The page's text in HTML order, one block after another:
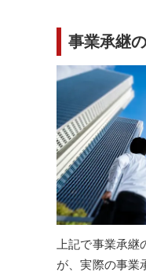
事業承継
上記で事業承
が、実際の事業